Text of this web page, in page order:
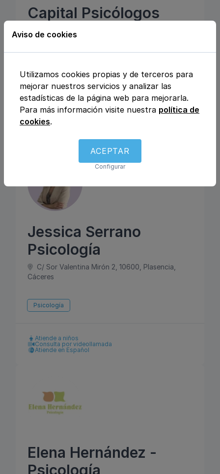
Capital Psicólogos
C/ López de Hoyos, 7 - 1º Izada, 28006,
Madrid, Madrid
Atiende a niños
Consulta por videollamada
Atiende en Español
Reservar cita
Jessica Serrano
Psicología
C/ Sor Valentina Mirón 2, 10600, Plasencia,
Cáceres
Psicología
Atiende a niños
Consulta por videollamada
Atiende en Español
Elena Hernández -
Psicología
Aviso de cookies
Utilizamos cookies propias y de terceros para
mejorar nuestros servicios y analizar las
estadísticas de la página web para mejorarla.
Para más información visite nuestra política de
cookies.
ACEPTAR
Configurar